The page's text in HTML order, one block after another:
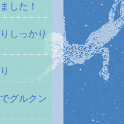
した！
しっかり
グルクン